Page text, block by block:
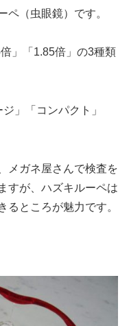
ペ（虫眼鏡）です。
」「1.85倍」の3種類
」「コンパクト」
メガネ屋さんで検査を
すが、ハズキルーペは
るところが魅力です。